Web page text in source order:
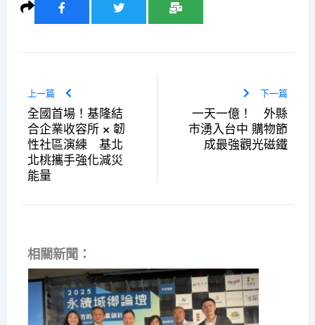
上一篇
全國首場！基隆結
合企業收容所 × 韌
性社區演練 基北
北桃攜手強化減災
能量
下一篇
一天一億！ 外縣
市湧入台中 購物節
成最強觀光磁鐵
相關新聞：